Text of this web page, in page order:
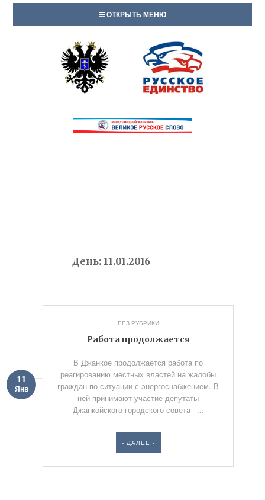
ОТКРЫТЬ МЕНЮ
День:11.01.2016
БЕЗ РУБРИКИ
Работа продолжается
11
Янв
В Джанкое продолжается работа по
реагированию местных властей на жалобы
граждан по ситуации с энергоснабжением. В
ней принимают участие депутаты
Джанкойского городского совета –...
- ДАЛЕЕ -